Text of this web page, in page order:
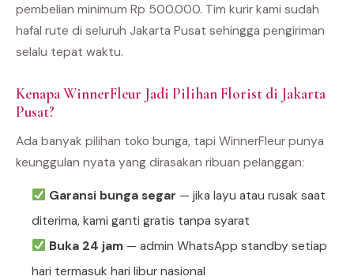
pembelian minimum Rp 500.000. Tim kurir kami sudah
hafal rute di seluruh Jakarta Pusat sehingga pengiriman
selalu tepat waktu.
Kenapa WinnerFleur Jadi Pilihan Florist di Jakarta
Pusat?
Ada banyak pilihan toko bunga, tapi WinnerFleur punya
keunggulan nyata yang dirasakan ribuan pelanggan:
Garansi bunga segar — jika layu atau rusak saat
diterima, kami ganti gratis tanpa syarat
Buka 24 jam— admin WhatsApp standby setiap
hari termasuk hari libur nasional